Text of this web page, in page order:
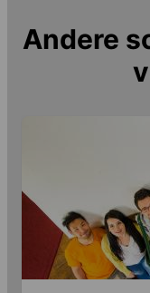
Andere